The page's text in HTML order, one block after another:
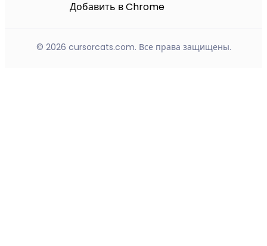
Добавить в Chrome
© 2026 cursorcats.com. Все права защищены.